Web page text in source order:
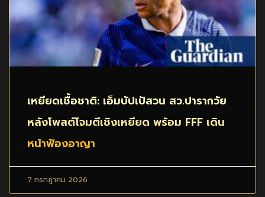
เหยียดเชื้อชาติ: เอ็มบัปเป้สวน สว.ปารากวัย
หลังโพสต์โจมตีเชิงเหยียด พร้อม FFF เดิน
หน้าฟ้องอาญา
7 กรกฎาคม 2026